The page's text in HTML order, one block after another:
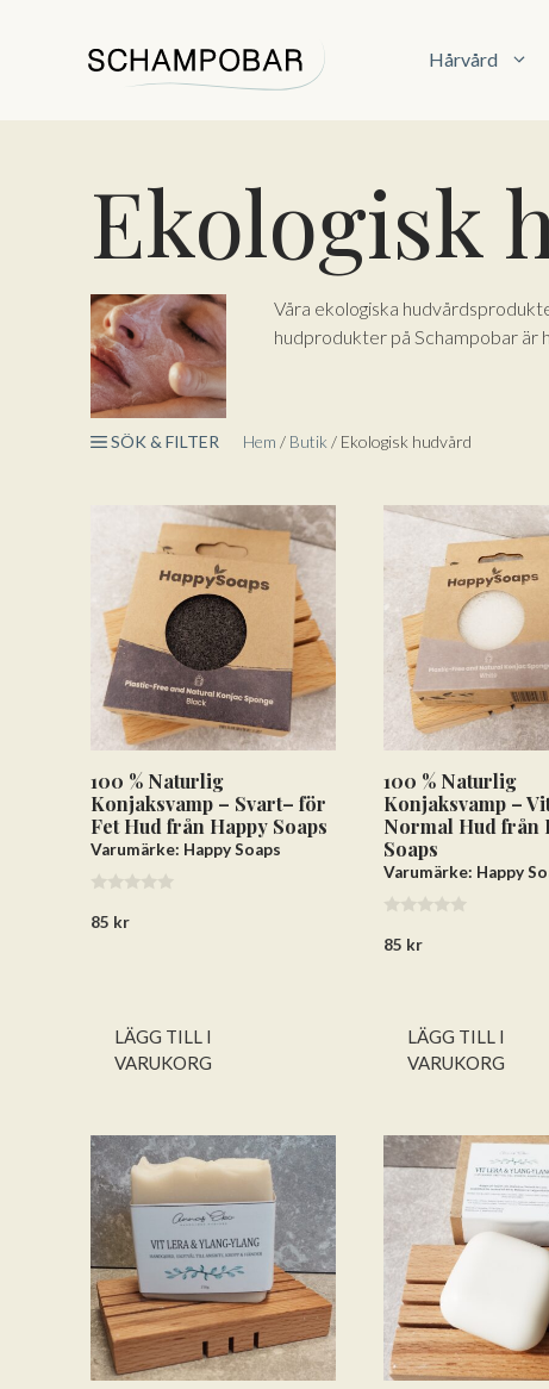
Hårvård
Ekologisk
Våra ekologiska
hudprodukter på Schampobar är
SÖK & FILTER Hem / Butik / Ekologisk hudvård
100 % Naturlig
Konjaksvamp – Svart– för
Fet Hud från Happy Soaps
Varumärke: Happy Soaps
a
85 kr
LÄGG TILL I
VARUKORG
100 % Naturlig
Konjaksvamp –
Normal Hud från
Soaps
Varumärke: Happy
a
85 kr
LÄGG TILL I
VARUKORG